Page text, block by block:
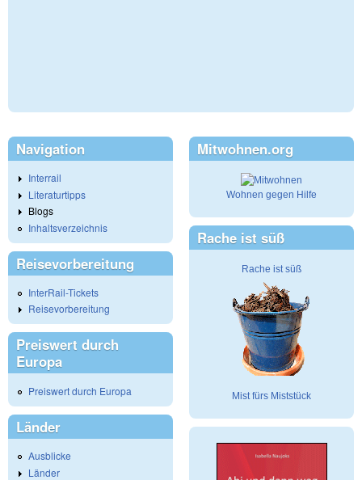
Navigation
Interrail
Literaturtipps
Blogs
Inhaltsverzeichnis
Reisevorbereitung
InterRail-Tickets
Reisevorbereitung
Preiswert durch
Europa
Preiswert durch Europa
Länder
Ausblicke
Länder
Mitwohnen.org
Wohnen gegen Hilfe
Rache ist süß
Rache ist süß
Mist fürs Miststück